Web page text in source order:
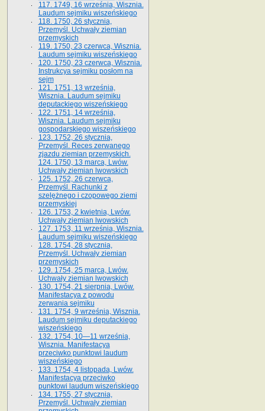
117. 1749, 16 września, Wisznia.
Laudum sejmiku wiszeńskiego
118. 1750, 26 stycznia,
Przemyśl. Uchwały ziemian
przemyskich
119. 1750, 23 czerwca, Wisznia.
Laudum sejmiku wiszeńskiego
120. 1750, 23 czerwca, Wisznia.
Instrukcya sejmiku posłom na
sejm
121. 1751, 13 września,
Wisznia. Laudum sejmiku
deputackiego wiszeńskiego
122. 1751, 14 września,
Wisznia. Laudum sejmiku
gospodarskiego wiszeńskiego
123. 1752, 26 stycznia,
Przemyśl. Reces zerwanego
zjazdu ziemian przemyskich.
124. 1750, 13 marca, Lwów.
Uchwały ziemian lwowskich
125. 1752, 26 czerwca,
Przemyśl. Rachunki z
szelężnego i czopowego ziemi
przemyskiej
126. 1753, 2 kwietnia, Lwów.
Uchwały ziemian lwowskich
127. 1753, 11 września, Wisznia.
Laudum sejmiku wiszeńskiego
128. 1754, 28 stycznia,
Przemyśl. Uchwały ziemian
przemyskich
129. 1754, 25 marca, Lwów.
Uchwały ziemian lwowskich
130. 1754, 21 sierpnia, Lwów.
Manifestacya z powodu
zerwania sejmiku
131. 1754, 9 września, Wisznia.
Laudum sejmiku deputackiego
wiszeńskiego
132. 1754, 10—11 września,
Wisznia. Manifestacya
przeciwko punktowi laudum
wiszeńskiego
133. 1754, 4 listopada, Lwów.
Manifestacya przeciwko
punktowi laudum wiszeńskiego
134. 1755, 27 stycznia,
Przemyśl. Uchwały ziemian